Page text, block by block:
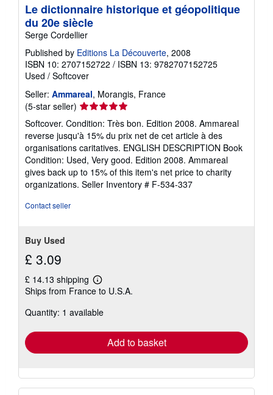
Le dictionnaire historique et géopolitique
du 20e siècle
Serge Cordellier
Published by Editions La Découverte, 2008
ISBN 10: 2707152722 / ISBN 13: 9782707152725
Used / Softcover
Seller: Ammareal, Morangis, France
(5-star seller) Seller
rating
5
out
of
5
stars
Softcover. Condition: Très bon. Edition 2008. Ammareal
reverse jusqu'à 15% du prix net de cet article à des
organisations caritatives. ENGLISH DESCRIPTION Book
Condition: Used, Very good. Edition 2008. Ammareal
gives back up to 15% of this item's net price to charity
organizations. Seller Inventory # F-534-337
Contact seller
Buy Used
£ 3.09
£ 14.13 shipping
Learn
more
shipping
Ships from France to U.S.A.
Quantity: 1 available
Add to basket